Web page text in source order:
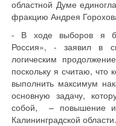
областной Думе
фракцию Андрея
- В ходе выборов я
Россия», - заявил в
логическим
поскольку я считаю, что
выполнить максимум
основную задачу,
собой, – повышение
Калининградской области.